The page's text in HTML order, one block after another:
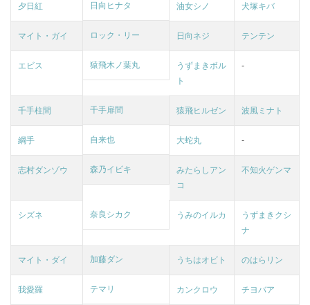
夕日紅 日向ヒナタ 油女シノ 犬塚キバ
マイト・ガイ ロック・リー 日向ネジ テンテン
エビス 猿飛木ノ葉丸
うずまきボル
ト
-
千手柱間 千手扉間 猿飛ヒルゼン 波風ミナト
綱手 自来也 大蛇丸 -
志村ダンゾウ 森乃イビキ
みたらしアン
コ
不知火ゲンマ
シズネ 奈良シカク うみのイルカ
うずまきクシ
ナ
マイト・ダイ 加藤ダン うちはオビト のはらリン
我愛羅 テマリ カンクロウ チヨバア